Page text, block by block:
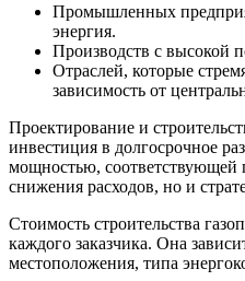
Промышленных
энергия.
Производств с высокой
Отраслей, которые
зависимость от
Проектирование и
инвестиция в долгосрочное
мощностью, соответствующей
снижения расходов, но и
Стоимость строительства
каждого заказчика. Она
местоположения, типа